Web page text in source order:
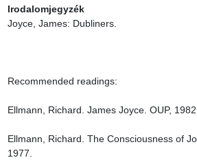
Irodalomjegyzék
Joyce, James: Dubliners.
Recommended readings:
Ellmann, Richard. James Joyce. OUP,
Ellmann, Richard. The Consciousness of
1977.